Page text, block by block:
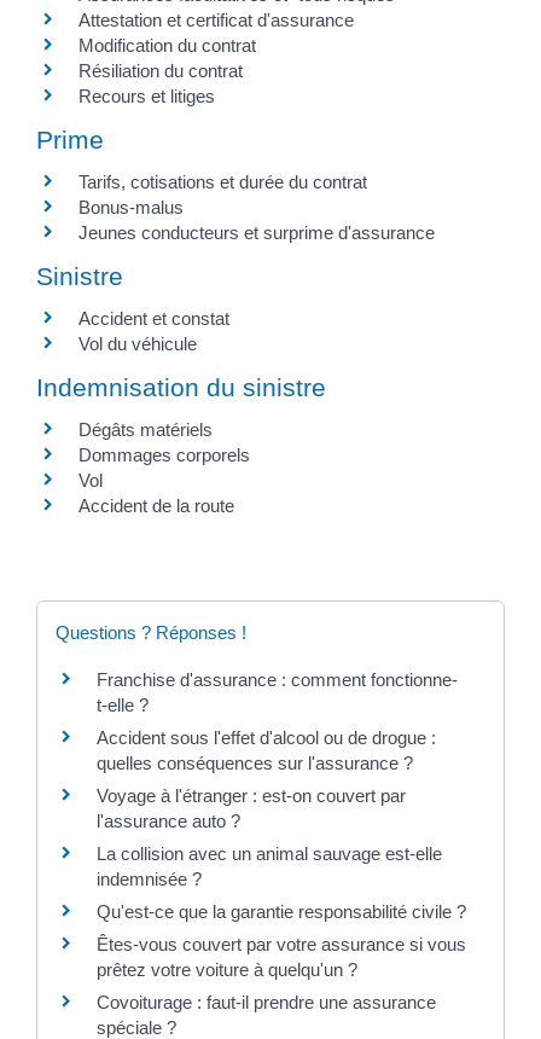
Attestation et certificat d'assurance
Modification du contrat
Résiliation du contrat
Recours et litiges
Prime
Tarifs, cotisations et durée du contrat
Bonus-malus
Jeunes conducteurs et surprime d'assurance
Sinistre
Accident et constat
Vol du véhicule
Indemnisation du sinistre
Dégâts matériels
Dommages corporels
Vol
Accident de la route
Questions ? Réponses !
Franchise d'assurance : comment fonctionne-
t-elle ?
Accident sous l'effet d'alcool ou de drogue :
quelles conséquences sur l'assurance ?
Voyage à l'étranger : est-on couvert par
l'assurance auto ?
La collision avec un animal sauvage est-elle
indemnisée ?
Qu'est-ce que la garantie responsabilité civile ?
Êtes-vous couvert par votre assurance si vous
prêtez votre voiture à quelqu'un ?
Covoiturage : faut-il prendre une assurance
spéciale ?